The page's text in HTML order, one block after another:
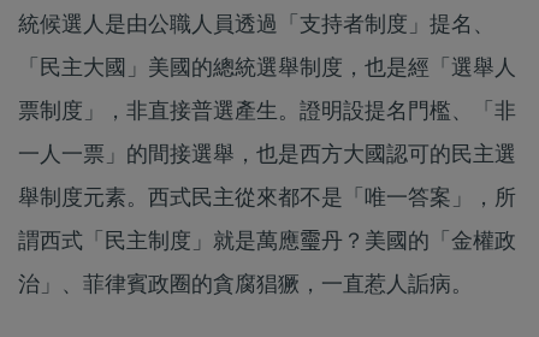
統候選人是由公職人員透過「支持者制度」提名、
「民主大國」美國的總統選舉制度，也是經「選舉人
票制度」，非直接普選產生。證明設提名門檻、「非
一人一票」的間接選舉，也是西方大國認可的民主選
舉制度元素。西式民主從來都不是「唯一答案」，所
謂西式「民主制度」就是萬應𩆜丹？美國的「金權政
治」、菲律賓政圈的貪腐猖獗，一直惹人詬病。